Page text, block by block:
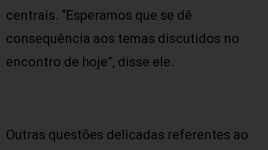
centrais. “Esperamos que se dê
consequência aos temas discutidos no
encontro de hoje”, disse ele.
Outras questões delicadas referentes ao